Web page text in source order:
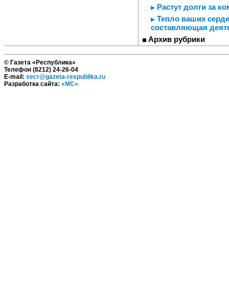
Растут долги за
Тепло ваших
составляющая
Архив рубрики
© Газета «Республика»
Телефон (8212) 24-26-04
E-mail: secr@gazeta-respublika.ru
Разработка сайта: «МС»